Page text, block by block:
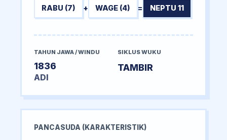
RABU (7) + WAGE (4) = NEPTU 11
TAHUN JAWA / WINDU
1836
ADI
SIKLUS WUKU
TAMBIR
PANCASUDA (KARAKTERISTIK)